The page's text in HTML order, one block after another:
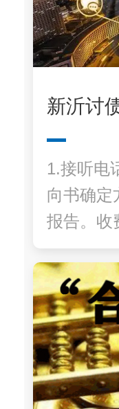
新沂讨
1.接听电
向书确定
报告。收